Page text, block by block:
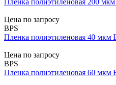
Пленка полиэтиленовая 200
Цена по запросу
BPS
Пленка полиэтиленовая 40 мкм
Цена по запросу
BPS
Пленка полиэтиленовая 60 мкм